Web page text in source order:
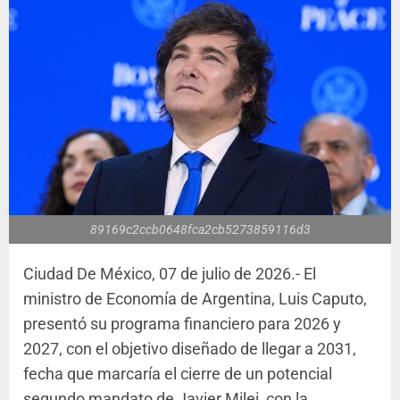
89169c2ccb0648fca2cb5273859116d3
Ciudad De México, 07 de julio de 2026.- El
ministro de Economía de Argentina, Luis Caputo,
presentó su programa financiero para 2026 y
2027, con el objetivo diseñado de llegar a 2031,
fecha que marcaría el cierre de un potencial